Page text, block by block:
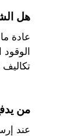
هل
عادة
من
عند